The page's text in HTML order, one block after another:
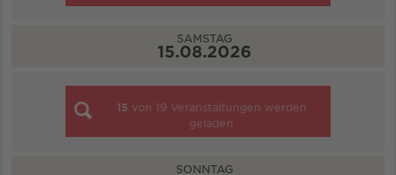
SAMSTAG
15.08.2026
15 von 19 Veranstaltungen werden
geladen
SONNTAG